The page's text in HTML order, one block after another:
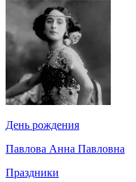
День рождения
Павлова Анна Павловна
Праздники